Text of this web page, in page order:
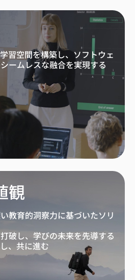
習空間を構築し、ソフトウェ
ームレスな融合を実現する
観
教育的洞察力に基づいたソリ
破し、学びの未来を先導する
、共に進む